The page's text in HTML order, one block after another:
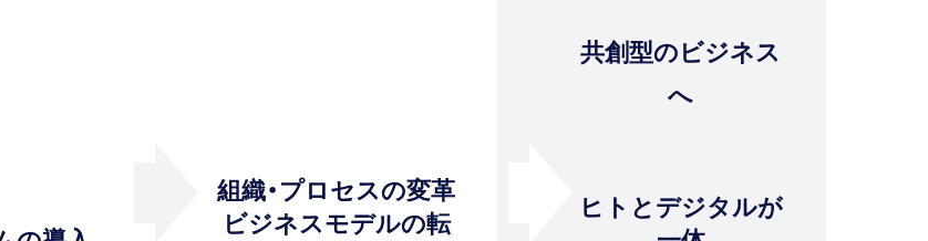
組織・プロセスの変革
ビジネスモデルの転
共創型の ビジネス
へ
ヒトとデジタルが